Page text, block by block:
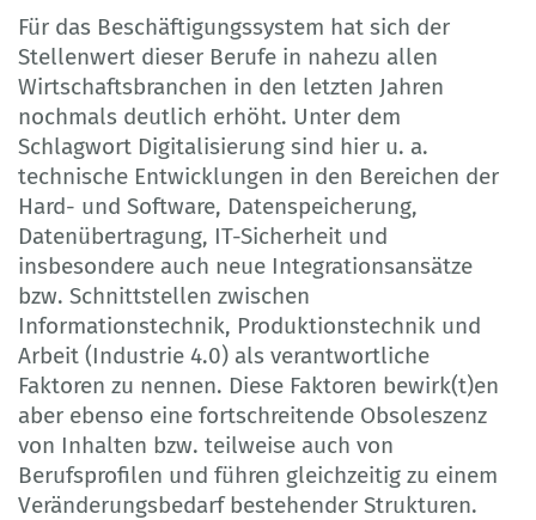
Für das Beschäftigungssystem hat sich der
Stellenwert dieser Berufe in nahezu allen
Wirtschaftsbranchen in den letzten Jahren
nochmals deutlich erhöht. Unter dem
Schlagwort Digitalisierung sind hier u. a.
technische Entwicklungen in den Bereichen der
Hard- und Software, Datenspeicherung,
Datenübertragung, IT-Sicherheit und
insbesondere auch neue Integrationsansätze
bzw. Schnittstellen zwischen
Informationstechnik, Produktionstechnik und
Arbeit (Industrie 4.0) als verantwortliche
Faktoren zu nennen. Diese Faktoren bewirk(t)en
aber ebenso eine fortschreitende Obsoleszenz
von Inhalten bzw. teilweise auch von
Berufsprofilen und führen gleichzeitig zu einem
Veränderungsbedarf bestehender Strukturen.